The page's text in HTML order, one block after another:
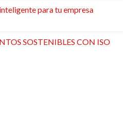
para tu empresa
SOSTENIBLES CON ISO